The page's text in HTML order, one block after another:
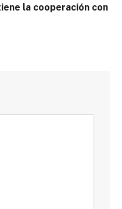
la cooperación con